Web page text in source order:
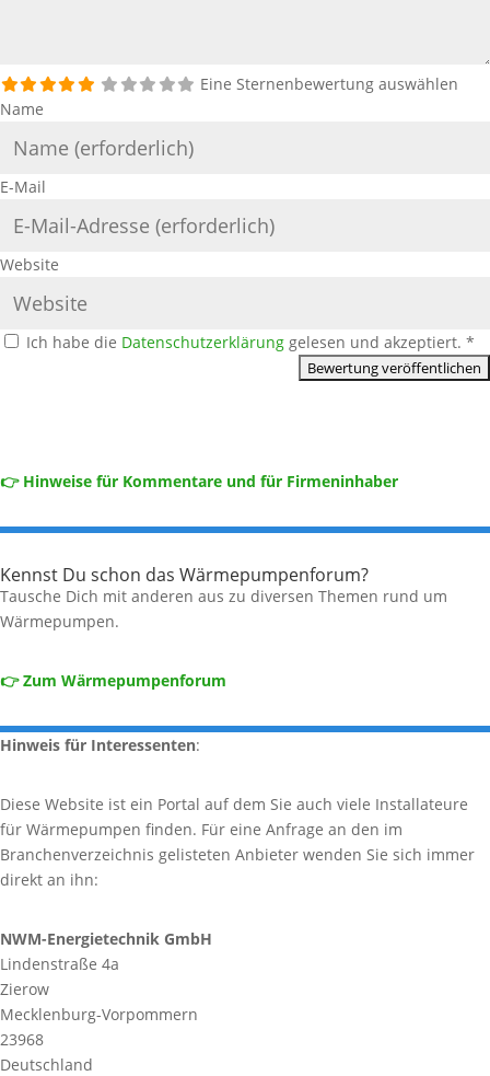
Eine Sternenbewertung auswählen
Name
E-Mail
Website
Ich habe die Datenschutzerklärung gelesen und akzeptiert. *
👉 Hinweise für Kommentare und für Firmeninhaber
Kennst Du schon das Wärmepumpenforum?
Tausche Dich mit anderen aus zu diversen Themen rund um
Wärmepumpen.
👉 Zum Wärmepumpenforum
Hinweis für Interessenten:
Diese Website ist ein Portal auf dem Sie auch viele Installateure
für Wärmepumpen finden. Für eine Anfrage an den im
Branchenverzeichnis gelisteten Anbieter wenden Sie sich immer
direkt an ihn:
NWM-Energietechnik GmbH
Lindenstraße 4a
Zierow
Mecklenburg-Vorpommern
23968
Deutschland